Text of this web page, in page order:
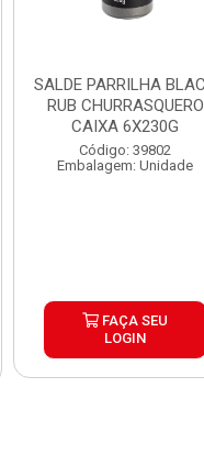
SALDE PARRILHA BLACK
RUB CHURRASQUERO
CAIXA 6X230G
Código: 39802
Embalagem: Unidade
FAÇA SEU
LOGIN